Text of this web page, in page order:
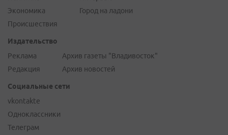
Экономика
Происшествия
Город на ладони
Издательство
Реклама
Редакция
Архив газеты "Владивосток"
Архив новостей
Социальные сети
vkontakte
Одноклассники
Телеграм